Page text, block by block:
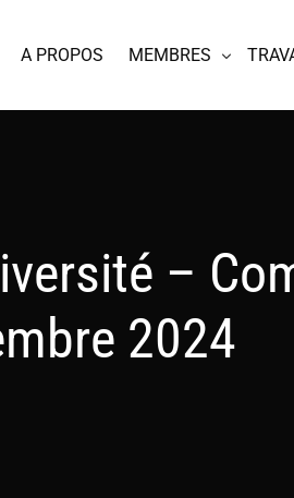
A PROPOS MEMBRES
–
2024